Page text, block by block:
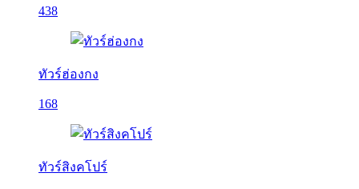
438
ทัวร์ฮ่องกง
168
ทัวร์สิงคโปร์